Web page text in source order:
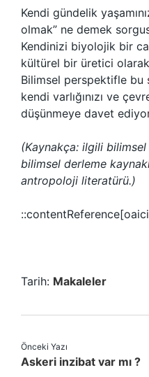
Kendi gündelik
olmak” ne demek
Kendinizi biyolojik bir
kültürel bir üretici
Bilimsel perspektifle bu
kendi varlığınızı ve
düşünmeye davet
(Kaynakça: ilgili
bilimsel derleme
antropoloji literatürü.)
Tarih: Makaleler
Önceki Yazı
Askeri inzibat var mı ?